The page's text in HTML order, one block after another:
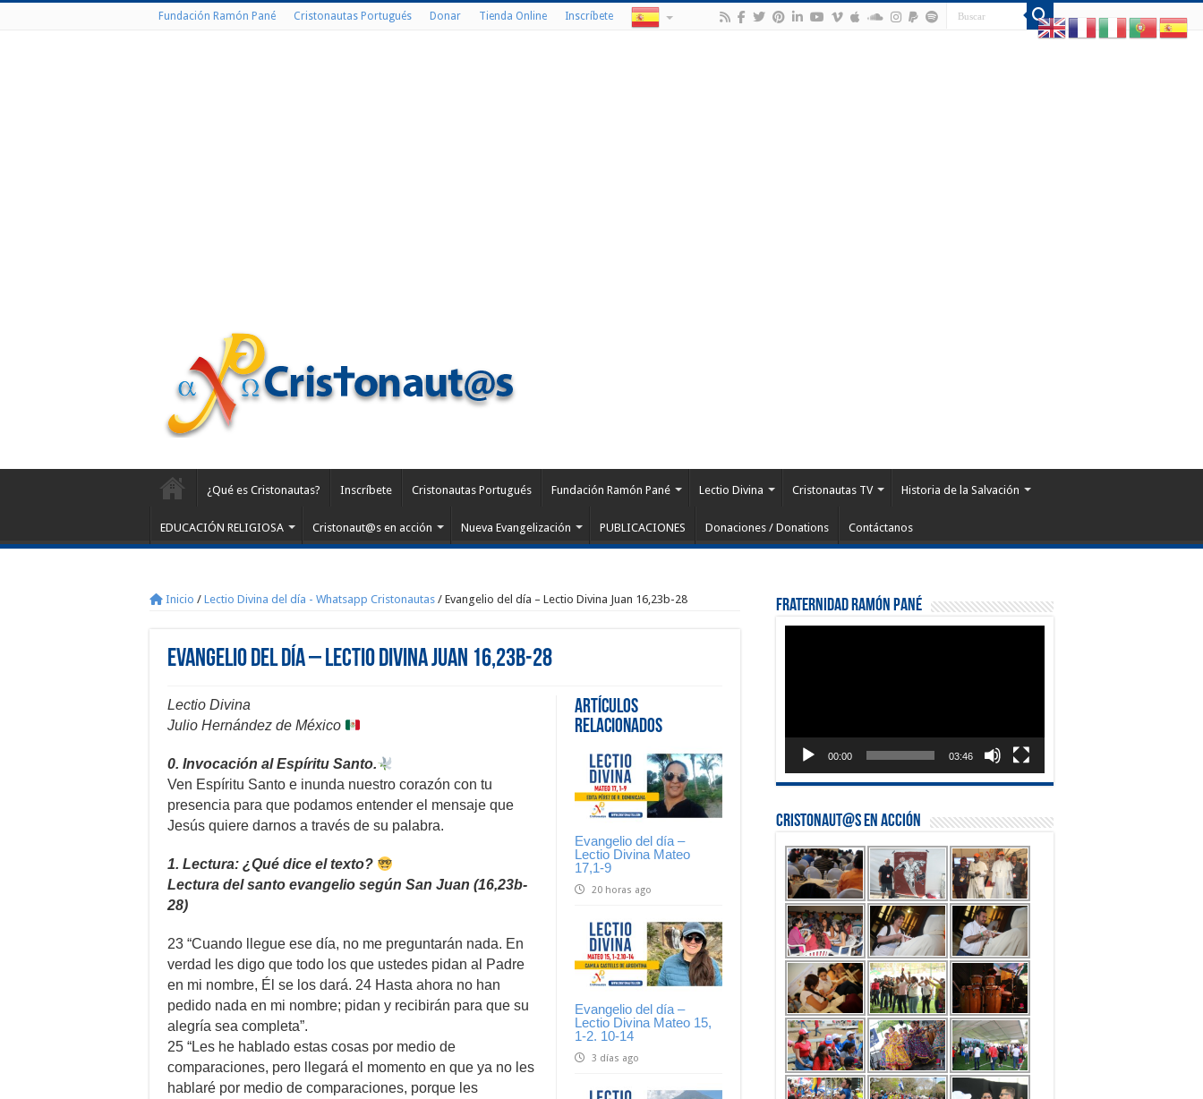
Fundación Ramón Pané Cristonautas Portugués Donar Tienda Online Inscríbete
¿Qué es Cristonautas? Inscríbete Cristonautas Portugués Fundación Ramón Pané Lectio Divina Cristonautas TV Historia de la Salvación
EDUCACIÓN RELIGIOSA Cristonaut@s en acción Nueva Evangelización PUBLICACIONES Donaciones / Donations Contáctanos
Inicio / Lectio Divina del día - Whatsapp Cristonautas / Evangelio del día – Lectio Divina Juan 16,23b-28
Evangelio del día – Lectio Divina Juan 16,23b-28
Artículos
Relacionados
Evangelio del día –
Lectio Divina Mateo
17,1-9
20 horas ago
Evangelio del día –
Lectio Divina Mateo 15,
1-2. 10-14
3 días ago
Lectio Divina
Julio Hernández de México
0. Invocación al Espíritu Santo.
Ven Espíritu Santo e inunda nuestro corazón con tu
presencia para que podamos entender el mensaje que
Jesús quiere darnos a través de su palabra.
1. Lectura: ¿Qué dice el texto?
Lectura del santo evangelio según San Juan (16,23b-
28)
23 “Cuando llegue ese día, no me preguntarán nada. En
verdad les digo que todo los que ustedes pidan al Padre
en mi nombre, Él se los dará. 24 Hasta ahora no han
pedido nada en mi nombre; pidan y recibirán para que su
alegría sea completa”.
25 “Les he hablado estas cosas por medio de
comparaciones, pero llegará el momento en que ya no les
hablaré por medio de comparaciones, porque les
Fraternidad Ramón Pané
00:00 03:46
Cristonaut@s en Acción